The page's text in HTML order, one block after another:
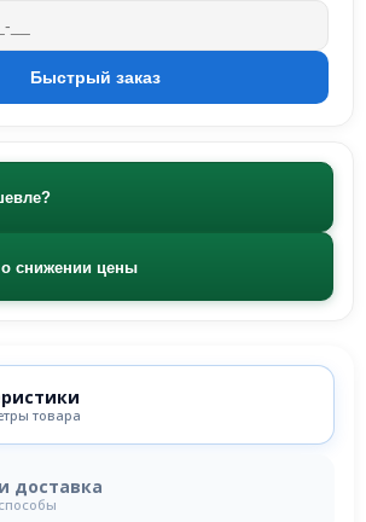
снижении цены
товара
доставка